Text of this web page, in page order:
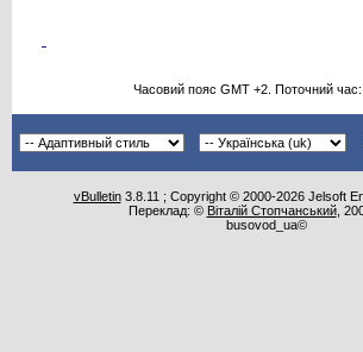
Часовий пояс GMT +2. Поточний час:
vBulletin3.8.11 ; Copyright © 2000-2026 Jelsoft
Переклад: © Віталій Стопчанський,
busovod_ua©